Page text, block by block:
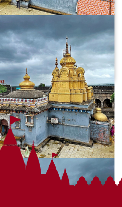
धायरी, सिंहगड रस्ता, पुणे
माहिती